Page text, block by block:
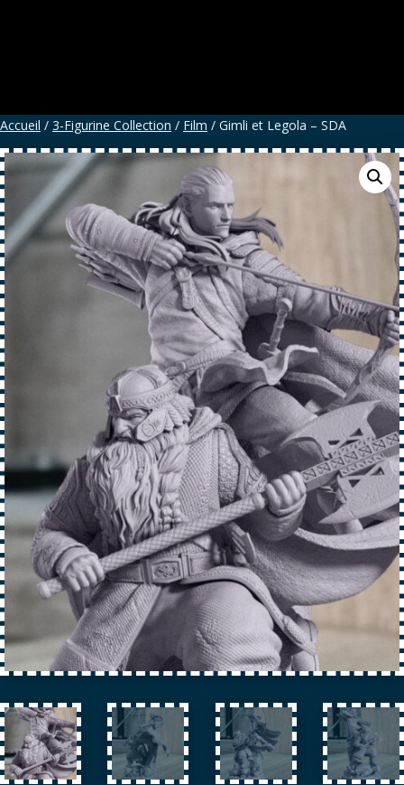
Accueil / 3-Figurine Collection / Film / Gimli et Legola – SDA